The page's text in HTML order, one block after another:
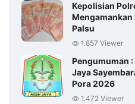
Kepolisian
Mengamankan
Palsu
1.857 Viewer
Pengumuman :
Jaya
Pora 2026
1.472 Viewer